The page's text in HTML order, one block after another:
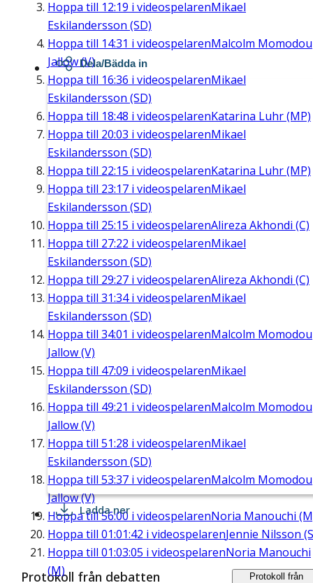
Hoppa till 12:19 i videospelarenMikael
Eskilandersson (SD)
Hoppa till 14:31 i videospelarenMalcolm Momodou
Jallow (V)
Hoppa till 16:36 i videospelarenMikael
Eskilandersson (SD)
Hoppa till 18:48 i videospelarenKatarina Luhr (MP)
Hoppa till 20:03 i videospelarenMikael
Eskilandersson (SD)
Hoppa till 22:15 i videospelarenKatarina Luhr (MP)
Hoppa till 23:17 i videospelarenMikael
Eskilandersson (SD)
Hoppa till 25:15 i videospelarenAlireza Akhondi (C)
Hoppa till 27:22 i videospelarenMikael
Eskilandersson (SD)
Hoppa till 29:27 i videospelarenAlireza Akhondi (C)
Hoppa till 31:34i videospelarenMikael
Eskilandersson (SD)
Hoppa till 34:01 i videospelarenMalcolm Momodou
Jallow (V)
Hoppa till 47:09 i videospelarenMikael
Eskilandersson (SD)
Hoppa till 49:21 i videospelarenMalcolm Momodou
Jallow (V)
Hoppa till 51:28 i videospelarenMikael
Eskilandersson (SD)
Hoppa till 53:37 i videospelarenMalcolm Momodou
Jallow (V)
Hoppa till56:00 i videospelarenNoria Manouchi
Hoppa till 01:01:42 i videospelarenJennie Nilsson
Hoppa till 01:03:05 i videospelarenNoria Manouchi
(M)
Dela/Bädda in
Ladda ner
Protokoll från debatten
Protokoll från